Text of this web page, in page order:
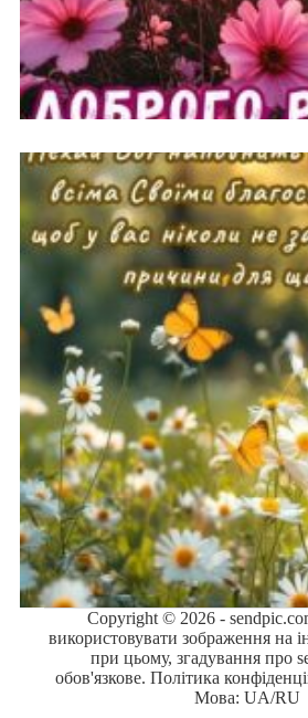
Copyright © 2026 -
використовувати зображення на
при цьому, згадування про
обов'язкове. Політика
Мова: UA/RU